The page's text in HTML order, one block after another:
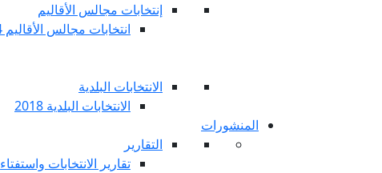
إنتخابات مجالس الأقاليم
انتخابات مجالس الأقاليم 2024
الانتخابات البلدية
الانتخابات البلدية 2018
المنشورات
التقارير
تقارير الانتخابات واستفتاء